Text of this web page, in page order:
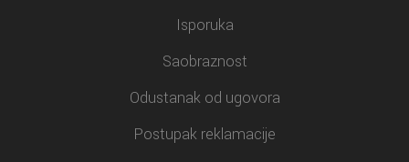
Isporuka
Saobraznost
Odustanak od ugovora
Postupak reklamacije